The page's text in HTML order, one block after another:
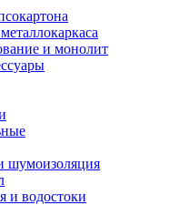
и монолит
шумоизоляция
и водостоки